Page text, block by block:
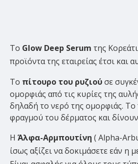
Tο Glow Deep Serum της
προϊόντα της εταιρείας έτσι και
Tο πίτουρο του ρυζιούσε
ομορφιάς από τις κυρίες της
δηλαδή το νερό της ομορφιάς. Το
φραγμού του δέρματος και
Η Άλφα-Αρμπουτίνη ( Alpha-
ίσως αξίζει να δοκιμάσετε εάν η